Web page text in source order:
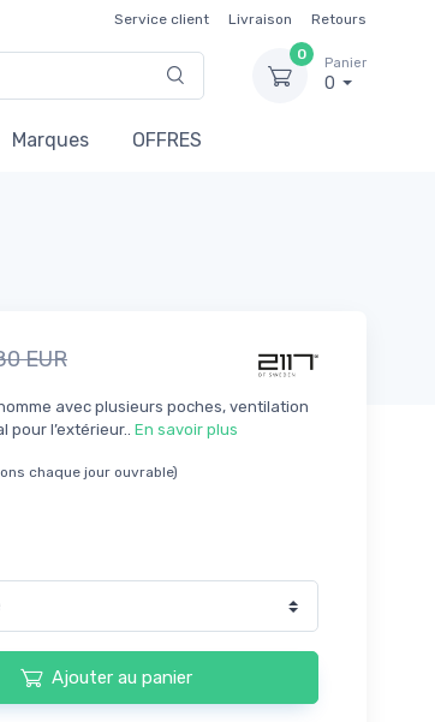
Service client Livraison Retours
0
Panier
0
Marques OFFRES
EUR
avec plusieurs poches, ventilation
l’extérieur.. En savoir plus
chaque jour ouvrable)
Ajouter au panier